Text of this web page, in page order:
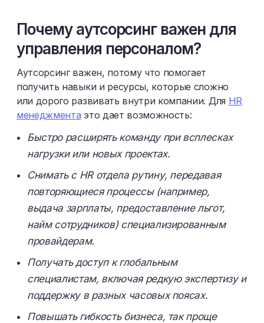
Почему аутсорсинг важен для
управления персоналом?
Аутсорсинг важен, потому что помогает
получить навыки и ресурсы, которые сложно
или дорого развивать внутри компании. Для HR
менеджмента это дает возможность:
Быстро расширять команду при всплесках
нагрузки или новых проектах.
Снимать с HR отдела рутину, передавая
повторяющиеся процессы (например,
выдача зарплаты, предоставление льгот,
найм сотрудников) специализированным
провайдерам.
Получать доступ к глобальным
специалистам, включая редкую экспертизу и
поддержку в разных часовых поясах.
Повышать гибкость бизнеса, так проще